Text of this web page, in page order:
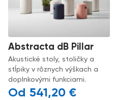
Abstracta dB Pillar
Akustické stoly, stoličky a
stĺpiky v rôznych výškach a
doplnkovými funkciami.
541,20 €